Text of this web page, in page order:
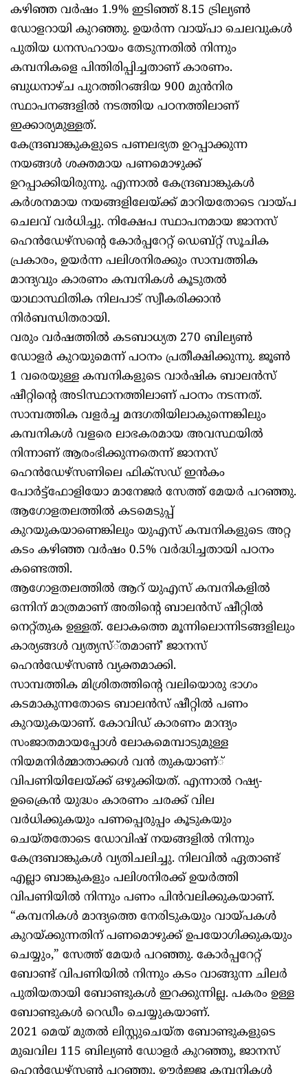
കഴിഞ്ഞ വര്‍ഷം 1.9% ഇടിഞ്ഞ് 8.15 ട്രില്യണ്‍
ഡോളറായി കുറഞ്ഞു. ഉയര്‍ന്ന വായ്പാ ചെലവുകള്‍
പുതിയ ധനസഹായം തേടുന്നതില്‍ നിന്നും
കമ്പനികളെ പിന്തിരിപ്പിച്ചതാണ് കാരണം.
ബുധനാഴ്ച പുറത്തിറങ്ങിയ 900 മുന്‍നിര
സ്ഥാപനങ്ങളില്‍ നടത്തിയ പഠനത്തിലാണ്
ഇക്കാര്യമുള്ളത്.
കേന്ദ്രബാങ്കുകളുടെ പണലഭ്യത ഉറപ്പാക്കുന്ന
നയങ്ങള്‍ ശക്തമായ പണമൊഴുക്ക്
ഉറപ്പാക്കിയിരുന്നു. എന്നാല്‍ കേന്ദ്രബാങ്കുകള്‍
കര്‍ശനമായ നയങ്ങളിലേയ്ക്ക് മാറിയതോടെ വായ്പ
ചെലവ് വര്‍ധിച്ചു. നിക്ഷേപ സ്ഥാപനമായ ജാനസ്
ഹെന്‍ഡേഴ്‌സന്റെ കോര്‍പ്പറേറ്റ് ഡെബ്റ്റ് സൂചിക
പ്രകാരം, ഉയര്‍ന്ന പലിശനിരക്കും സാമ്പത്തിക
മാന്ദ്യവും കാരണം കമ്പനികള്‍ കൂടുതല്‍
യാഥാസ്ഥിതിക നിലപാട് സ്വീകരിക്കാന്‍
നിര്‍ബന്ധിതരായി.
വരും വര്‍ഷത്തില്‍ കടബാധ്യത 270 ബില്യണ്‍
ഡോളര്‍ കുറയുമെന്ന് പഠനം പ്രതീക്ഷിക്കുന്നു. ജൂണ്‍
1 വരെയുള്ള കമ്പനികളുടെ വാര്‍ഷിക ബാലന്‍സ്
ഷീറ്റിന്റെ അടിസ്ഥാനത്തിലാണ് പഠനം നടന്നത്.
സാമ്പത്തിക വളര്‍ച്ച മന്ദഗതിയിലാകുന്നെങ്കിലും
കമ്പനികള്‍ വളരെ ലാഭകരമായ അവസ്ഥയില്‍
നിന്നാണ് ആരംഭിക്കുന്നതെന്ന് ജാനസ്
ഹെന്‍ഡേഴ്‌സണിലെ ഫിക്‌സഡ് ഇന്‍കം
പോര്‍ട്ട്‌ഫോളിയോ മാനേജര്‍ സേത്ത് മേയര്‍ പറഞ്ഞു.
ആഗോളതലത്തില്‍ കടമെടുപ്പ്
കുറയുകയാണെങ്കിലും യുഎസ് കമ്പനികളുടെ അറ്റ
കടം കഴിഞ്ഞ വര്‍ഷം 0.5% വര്‍ദ്ധിച്ചതായി പഠനം
കണ്ടെത്തി.
ആഗോളതലത്തില്‍ ആറ് യുഎസ് കമ്പനികളില്‍
ഒന്നിന് മാത്രമാണ് അതിന്റെ ബാലന്‍സ് ഷീറ്റില്‍
നെറ്റ്തുക ഉള്ളത്. ലോകത്തെ മൂന്നിലൊന്നിടങ്ങളിലും
കാര്യങ്ങള്‍ വ്യത്യസ്്തമാണ്’ ജാനസ്
ഹെന്‍ഡേഴ്‌സണ്‍ വ്യക്തമാക്കി.
സാമ്പത്തിക മിശ്രിതത്തിന്റെ വലിയൊരു ഭാഗം
കടമാകുന്നതോടെ ബാലന്‍സ് ഷീറ്റില്‍ പണം
കുറയുകയാണ്. കോവിഡ് കാരണം മാന്ദ്യം
സംജാതമായപ്പോള്‍ ലോകമെമ്പാടുമുള്ള
നിയമനിര്‍മ്മാതാക്കള്‍ വന്‍ തുകയാണ്്
വിപണിയിലേയ്ക്ക് ഒഴുക്കിയത്. എന്നാല്‍ റഷ്യ-
ഉക്രൈന്‍ യുദ്ധം കാരണം ചരക്ക് വില
വര്‍ധിക്കുകയും പണപ്പെരുപ്പം കൂടുകയും
ചെയ്തതോടെ ഡോവിഷ് നയങ്ങളില്‍ നിന്നും
കേന്ദ്രബാങ്കുകള്‍ വ്യതിചലിച്ചു. നിലവില്‍ ഏതാണ്ട്
എല്ലാ ബാങ്കുകളും പലിശനിരക്ക് ഉയര്‍ത്തി
വിപണിയില്‍ നിന്നും പണം പിന്‍വലിക്കുകയാണ്.
“കമ്പനികള്‍ മാന്ദ്യത്തെ നേരിടുകയും വായ്പകള്‍
കുറയ്ക്കുന്നതിന് പണമൊഴുക്ക് ഉപയോഗിക്കുകയും
ചെയ്യും,” സേത്ത് മേയര്‍ പറഞ്ഞു. കോര്‍പ്പറേറ്റ്
ബോണ്ട് വിപണിയില്‍ നിന്നും കടം വാങ്ങുന്ന ചിലര്‍
പുതിയതായി ബോണ്ടുകള്‍ ഇറക്കുന്നില്ല. പകരം ഉള്ള
ബോണ്ടുകള്‍ റെഡീം ചെയ്യുകയാണ്.
2021 മെയ് മുതല്‍ ലിസ്റ്റുചെയ്ത ബോണ്ടുകളുടെ
മുഖവില 115 ബില്യണ്‍ ഡോളര്‍ കുറഞ്ഞു, ജാനസ്